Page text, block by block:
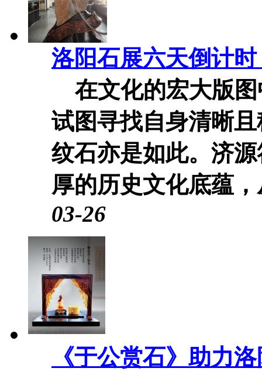
洛阳石展六天倒计
在文化的宏大版图
试图寻找自身清晰
纹石亦是如此。济
厚的历史文化底蕴
03-26
《于公赏石》助力